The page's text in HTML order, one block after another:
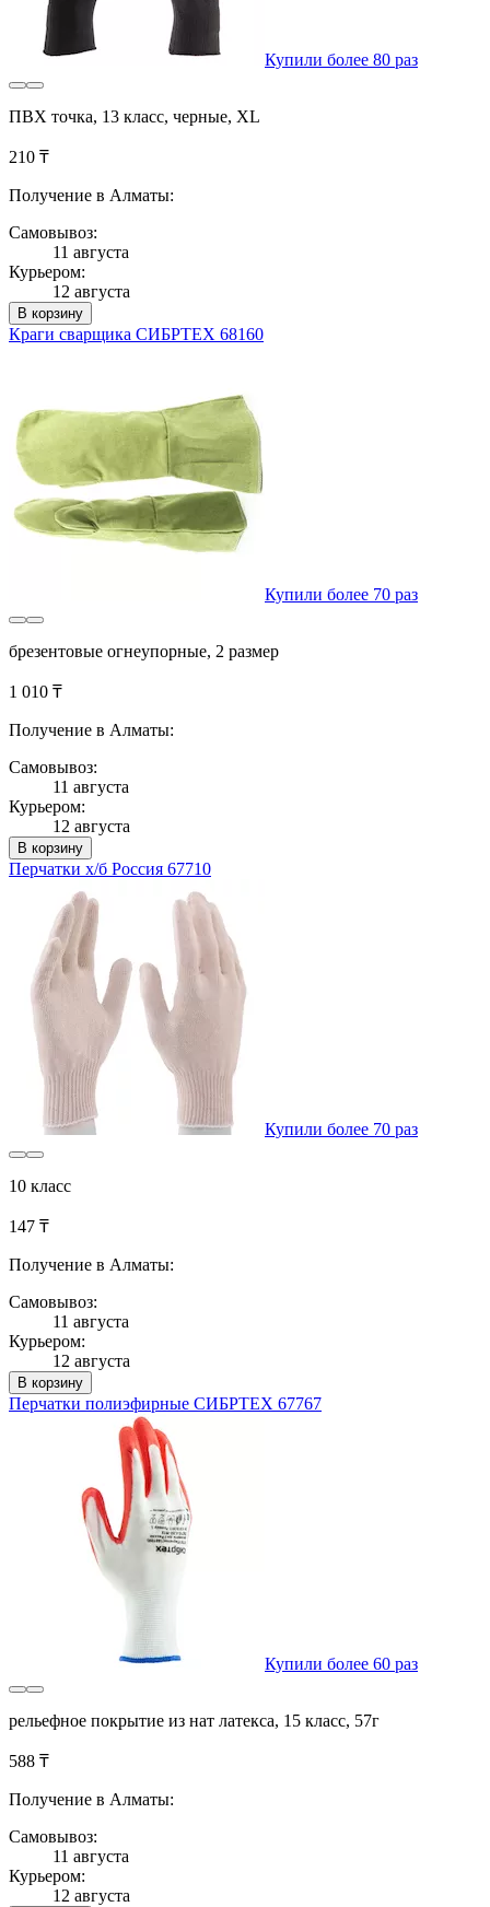
Купили более 80 раз
ПВХ точка, 13 класс, черные, XL
210 ₸
Получение в Алматы:
Самовывоз:
11 августа
Курьером:
12 августа
В корзину
Краги сварщика СИБРТЕХ 68160
Купили более 70 раз
брезентовые огнеупорные, 2 размер
1 010 ₸
Получение в Алматы:
Самовывоз:
11 августа
Курьером:
12 августа
В корзину
Перчатки х/б Россия 67710
Купили более 70 раз
10 класс
147 ₸
Получение в Алматы:
Самовывоз:
11 августа
Курьером:
12 августа
В корзину
Перчатки полиэфирные СИБРТЕХ 67767
Купили более 60 раз
рельефное покрытие из нат латекса, 15 класс, 57г
588 ₸
Получение в Алматы:
Самовывоз:
11 августа
Курьером:
12 августа